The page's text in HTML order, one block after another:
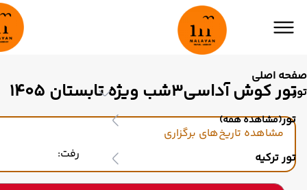
صفحه اصلی
تور
تور(مشاهده همه)
تور ترکیه
تور کوش آداسی3شب ویژه تابستان 1405
مشاهده تاریخ‌های برگزاری
رفت: